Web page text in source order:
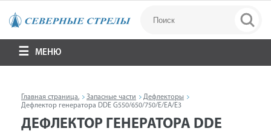
МЕНЮ
Главная страница. Запасные части
Дефлекторы
Дефлектор генератора DDE G550/650/750/E/EA/E3
ДЕФЛЕКТОР ГЕНЕРАТОРА DDE